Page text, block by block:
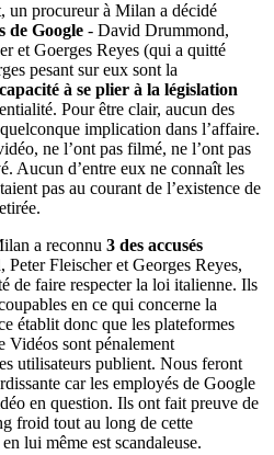
un procureur à Milan a décidé
de Google - David Drummond,
et Goerges Reyes (qui a quitté
pesant sur eux sont la
à se plier à la législation
Pour être clair, aucun des
implication dans l’affaire.
ne l’ont pas filmé, ne l’ont pas
Aucun d’entre eux ne connaît les
pas au courant de l’existence de
a reconnu 3 des accusés
Fleischer et Georges Reyes,
de faire respecter la loi italienne. Ils
en ce qui concerne la
établit donc que les plateformes
Vidéos sont pénalement
utilisateurs publient. Nous feront
car les employés de Google
en question. Ils ont fait preuve de
froid tout au long de cette
lui même est scandaleuse.